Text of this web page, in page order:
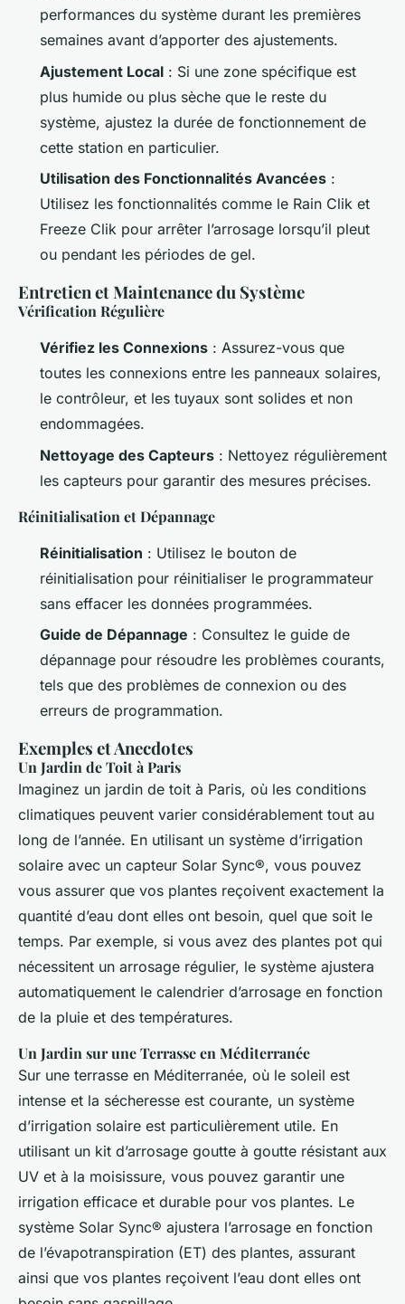
performances du système durant les premières
semaines avant d’apporter des ajustements.
Ajustement Local : Si une zone spécifique est
plus humide ou plus sèche que le reste du
système, ajustez la durée de fonctionnement de
cette station en particulier.
Utilisation des Fonctionnalités Avancées :
Utilisez les fonctionnalités comme le Rain Clik et
Freeze Clik pour arrêter l’arrosage lorsqu’il pleut
ou pendant les périodes de gel.
Entretien et Maintenance du Système
Vérification Régulière
Vérifiez les Connexions : Assurez-vous que
toutes les connexions entre les panneaux solaires,
le contrôleur, et les tuyaux sont solides et non
endommagées.
Nettoyage des Capteurs : Nettoyez régulièrement
les capteurs pour garantir des mesures précises.
Réinitialisation et Dépannage
Réinitialisation : Utilisez le bouton de
réinitialisation pour réinitialiser le programmateur
sans effacer les données programmées.
Guide de Dépannage : Consultez le guide de
dépannage pour résoudre les problèmes courants,
tels que des problèmes de connexion ou des
erreurs de programmation.
Exemples et Anecdotes
Un Jardin de Toit à Paris
Imaginez un jardin de toit à Paris, où les conditions
climatiques peuvent varier considérablement tout au
long de l’année. En utilisant un système d’irrigation
solaire avec un capteur Solar Sync®, vous pouvez
vous assurer que vos plantes reçoivent exactement la
quantité d’eau dont elles ont besoin, quel que soit le
temps. Par exemple, si vous avez des plantes pot qui
nécessitent un arrosage régulier, le système ajustera
automatiquement le calendrier d’arrosage en fonction
de la pluie et des températures.
Un Jardin sur une Terrasse en Méditerranée
Sur une terrasse en Méditerranée, où le soleil est
intense et la sécheresse est courante, un système
d’irrigation solaire est particulièrement utile. En
utilisant un kit d’arrosage goutte à goutte résistant aux
UV et à la moisissure, vous pouvez garantir une
irrigation efficace et durable pour vos plantes. Le
système Solar Sync® ajustera l’arrosage en fonction
de l’évapotranspiration (ET) des plantes, assurant
ainsi que vos plantes reçoivent l’eau dont elles ont